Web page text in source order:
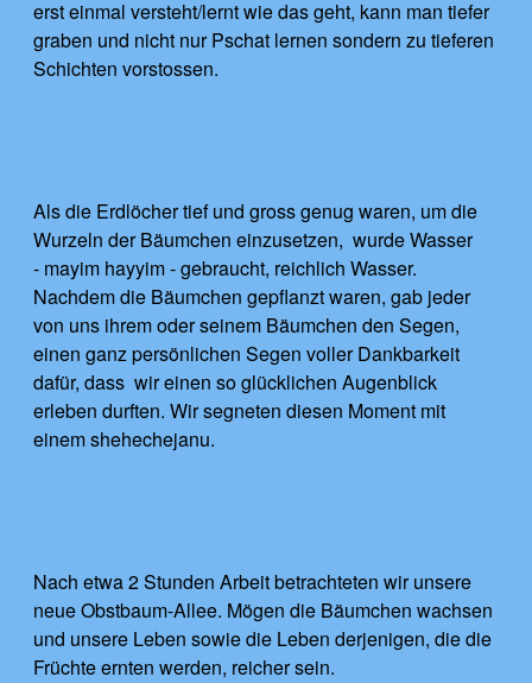
erst einmal versteht/lernt wie das geht, kann man tiefer
graben und nicht nur Pschat lernen sondern zu tieferen
Schichten vorstossen.
Als die Erdlöcher tief und gross genug waren, um die
Wurzeln der Bäumchen einzusetzen, wurde Wasser
- mayim hayyim - gebraucht, reichlich Wasser.
Nachdem die Bäumchen gepflanzt waren, gab jeder
von uns ihrem oder seinem Bäumchen den Segen,
einen ganz persönlichen Segen voller Dankbarkeit
dafür, dass wir einen so glücklichen Augenblick
erleben durften. Wir segneten diesen Moment mit
einem shehechejanu.
Nach etwa 2 Stunden Arbeit betrachteten wir unsere
neue Obstbaum-Allee. Mögen die Bäumchen wachsen
und unsere Leben sowie die Leben derjenigen, die die
Früchte ernten werden, reicher sein.